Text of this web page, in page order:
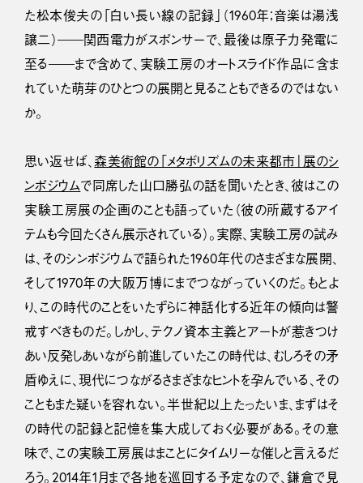
た松本俊夫の「白い長い線の記録」（1960年；音楽は湯浅
譲二）――関西電力がスポンサーで、最後は原子力発電に
至る――まで含めて、実験工房のオートスライド作品に含ま
れていた萌芽のひとつの展開と見ることもできるのではない
か。
思い返せば、森美術館の「メタボリズムの未来都市」展のシ
ンポジウムで同席した山口勝弘の話を聞いたとき、彼はこの
実験工房展の企画のことも語っていた（彼の所蔵するアイ
テムも今回たくさん展示されている）。実際、実験工房の試み
は、そのシンポジウムで語られた1960年代のさまざまな展開、
そして1970年の大阪万博にまでつながっていくのだ。もとよ
り、この時代のことをいたずらに神話化する近年の傾向は警
戒すべきものだ。しかし、テクノ資本主義とアートが惹きつけ
あい反発しあいながら前進していたこの時代は、むしろその矛
盾ゆえに、現代につながるさまざまなヒントを孕んでいる、その
こともまた疑いを容れない。半世紀以上たったいま、まずはそ
の時代の記録と記憶を集大成しておく必要がある。その意
味で、この実験工房展はまことにタイムリーな催しと言えるだ
ろう。2014年1月まで各地を巡回する予定なので、鎌倉で見